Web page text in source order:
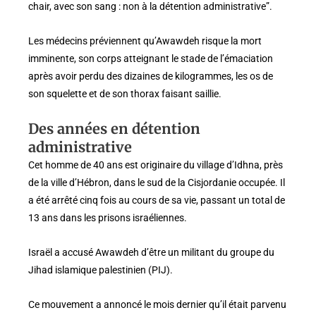
chair, avec son sang : non à la détention administrative”.
Les médecins préviennent qu’Awawdeh risque la mort
imminente, son corps atteignant le stade de l’émaciation
après avoir perdu des dizaines de kilogrammes, les os de
son squelette et de son thorax faisant saillie.
Des années en détention
administrative
Cet homme de 40 ans est originaire du village d’Idhna, près
de la ville d’Hébron, dans le sud de la Cisjordanie occupée. Il
a été arrêté cinq fois au cours de sa vie, passant un total de
13 ans dans les prisons israéliennes.
Israël a accusé Awawdeh d’être un militant du groupe du
Jihad islamique palestinien (PIJ).
Ce mouvement a annoncé le mois dernier qu’il était parvenu